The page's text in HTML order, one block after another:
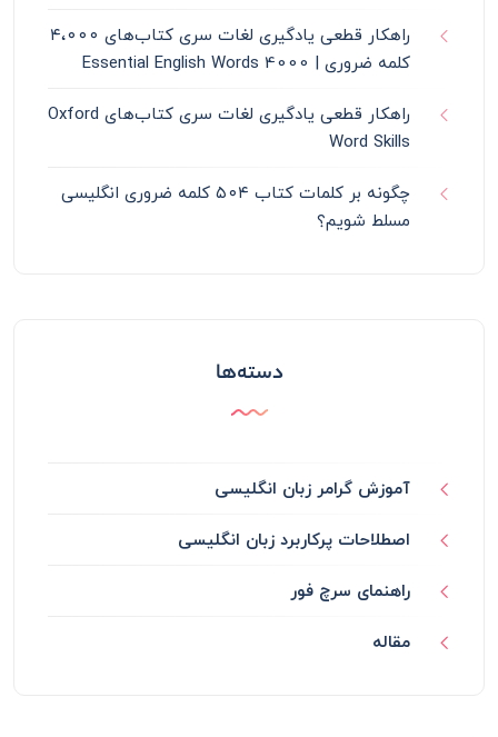
راهکار قطعی یادگیری لغات سری کتاب‌های ۴،۰۰۰
کلمه ضروری | 4000 Essential English Words
راهکار قطعی یادگیری لغات سری کتاب‌های Oxford
Word Skills
چگونه بر کلمات کتاب ۵۰۴ کلمه ضروری انگلیسی
مسلط شویم؟
دسته‌ها
آموزش گرامر زبان انگلیسی
اصطلاحات پرکاربرد زبان انگلیسی
راهنمای سرچ فور
مقاله